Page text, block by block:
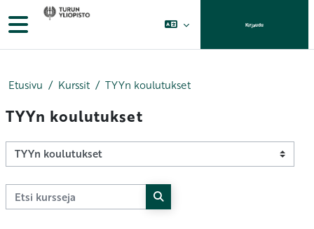
Siirry pääsisältöön
Sivupaneeli Kirjaudu
Etusivu Kurssit TYYn koulutukset
TYYn koulutukset
Kurssikategoriat
Etsi kursseja
Etsi kursseja